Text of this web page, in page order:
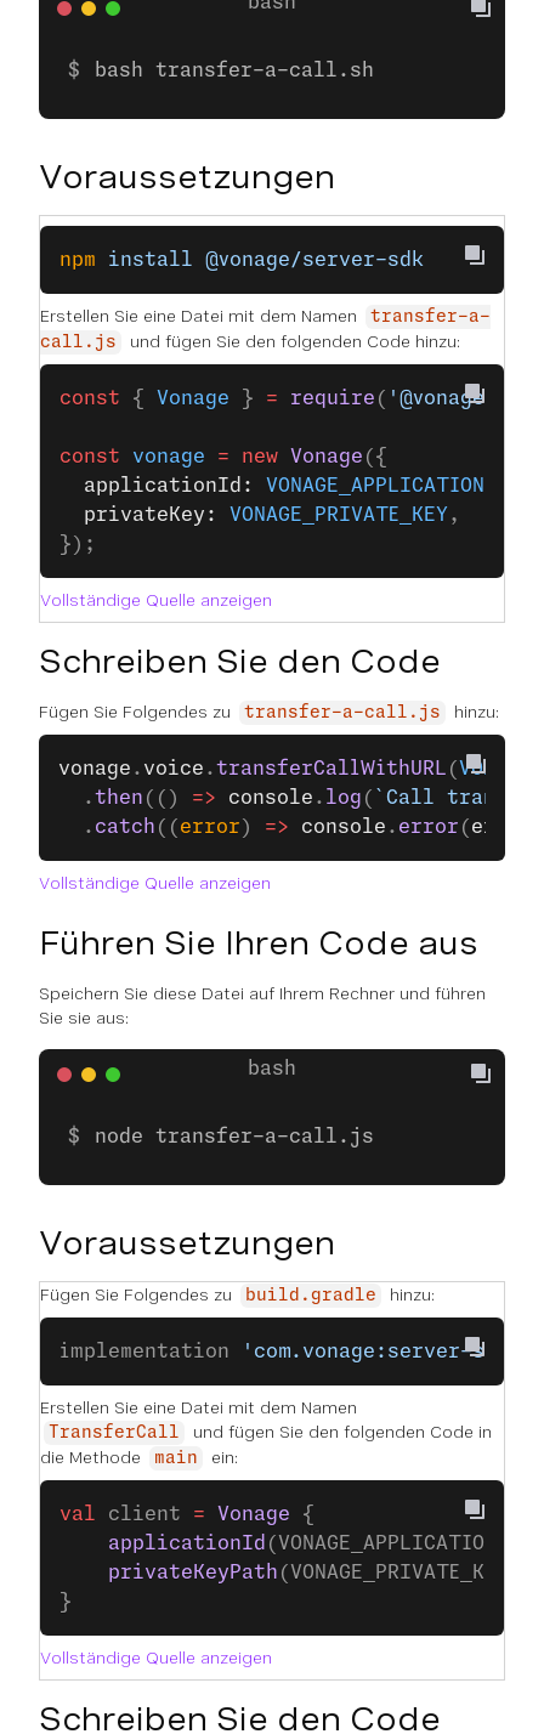
bash transfer-a-call.sh
Voraussetzungen
npm install @vonage/server-sdk
Erstellen Sie eine Datei mit dem Namen
transfer-a-
call.js
und fügen Sie den folgenden Code hinzu:
const { Vonage } = require ( '@vonage/
const vonage = new Vonage ({
  applicationId:
VONAGE_APPLICATION_ID
  privateKey:
VONAGE_PRIVATE_KEY ,
});
Vollständige Quelle anzeigen
Schreiben Sie den Code
Fügen Sie Folgendes zu transfer-a-call.js hinzu:
vonage . voice .transferCallWithURL (
  .
then (() => console . log ( `Call
  .
catch (( error ) => console . error ( error
Vollständige Quelle anzeigen
Führen Sie Ihren Code aus
Speichern Sie diese Datei auf Ihrem Rechner und führen
Sie sie aus:
node transfer-a-call.js
Voraussetzungen
Fügen Sie Folgendes zu build.gradle hinzu:
implementation 'com.vonage:server-
Erstellen Sie eine Datei mit dem Namen
TransferCall
und fügen Sie den folgenden Code in
die Methode
main ein:
val client = Vonage {
    applicationId
(VONAGE_APPLICATION_ID)
    privateKeyPath
}
Vollständige Quelle anzeigen
Schreiben Sie den Code